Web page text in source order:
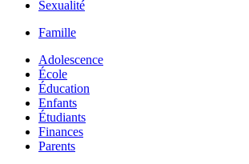
Sexualité
Famille
Adolescence
École
Éducation
Enfants
Étudiants
Finances
Parents